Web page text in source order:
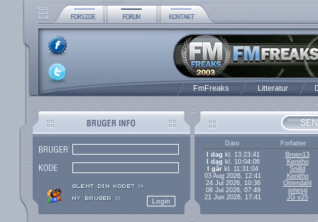
FmFreaks Litteratur
Dato
Forfatter
I dag kl. 13:23:41
Broen13
I dag kl. 10:04:06
Kenitho
I går kl. 11:31:04
Snilld
03 Aug 2026, 12:41
Kenitho
24 Jul 2026, 10:36
Ottendahl
06 Jul 2026, 07:49
jonesg
21 Jun 2026, 17:41
JG v25